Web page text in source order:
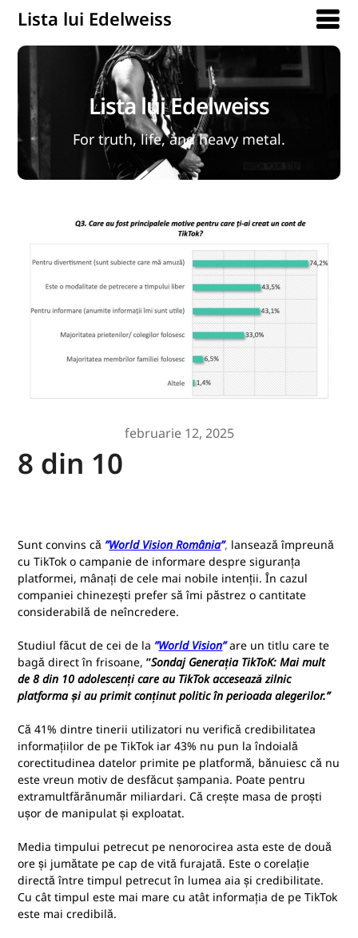
Lista lui Edelweiss
Lista lui Edelweiss
For truth, life, and heavy metal.
februarie 12, 2025
8 din 10
Sunt convins că ”World Vision România”, lansează împreună
cu TikTok o campanie de informare despre siguranța
platformei, mânați de cele mai nobile intenții. În cazul
companiei chinezești prefer să îmi păstrez o cantitate
considerabilă de neîncredere.
Studiul făcut de cei de la ”World Vision” are un titlu care te
bagă direct în frisoane, ”Sondaj Generația TikToK: Mai mult
de 8 din 10 adolescenți care au TikTok accesează zilnic
platforma și au primit conținut politic în perioada alegerilor.”
Că 41% dintre tinerii utilizatori nu verifică credibilitatea
informațiilor de pe TikTok iar 43% nu pun la îndoială
corectitudinea datelor primite pe platformă, bănuiesc că nu
este vreun motiv de desfăcut șampania. Poate pentru
extramultfărănumăr miliardari. Că crește masa de proști
ușor de manipulat și exploatat.
Media timpului petrecut pe nenorocirea asta este de două
ore și jumătate pe cap de vită furajată. Este o corelație
directă între timpul petrecut în lumea aia și credibilitate.
Cu cât timpul este mai mare cu atât informația de pe TikTok
este mai credibilă.